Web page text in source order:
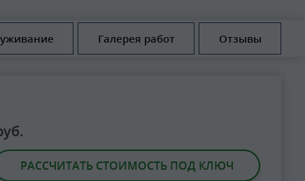
Галерея работ Отзывы
РАССЧИТАТЬ СТОИМОСТЬ ПОД КЛЮЧ